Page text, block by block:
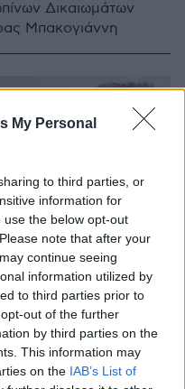
My Personal
to third parties, or
information for
the below opt-out
note that after your
continue seeing
information utilized by
to third parties prior to
out of the further
by third parties on the
This information may
on the IAB’s List of
Δικαιωμάτων
Μπακογιάννη